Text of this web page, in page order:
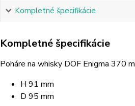
Kompletné špecifikácie
Kompletné špecifikácie
Poháre na whisky DOF Enigma 370
H 91 mm
D 95 mm